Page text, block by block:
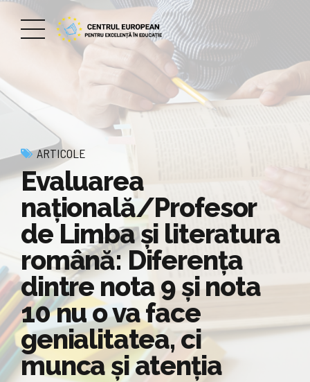
ARTICOLE
Evaluarea
națională/Profesor
de Limba și literatura
română: Diferența
dintre nota 9 și nota
10 nu o va face
genialitatea, ci
munca și atenția